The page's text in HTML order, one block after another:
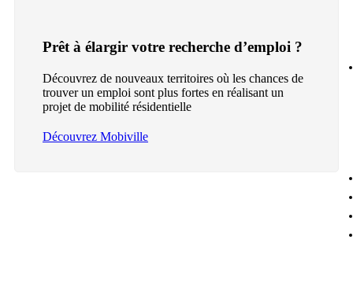
Prêt à élargir votre recherche d’emploi ?
Découvrez de nouveaux territoires où les chances de
trouver un emploi sont plus fortes en réalisant un
projet de mobilité résidentielle
Découvrez Mobiville